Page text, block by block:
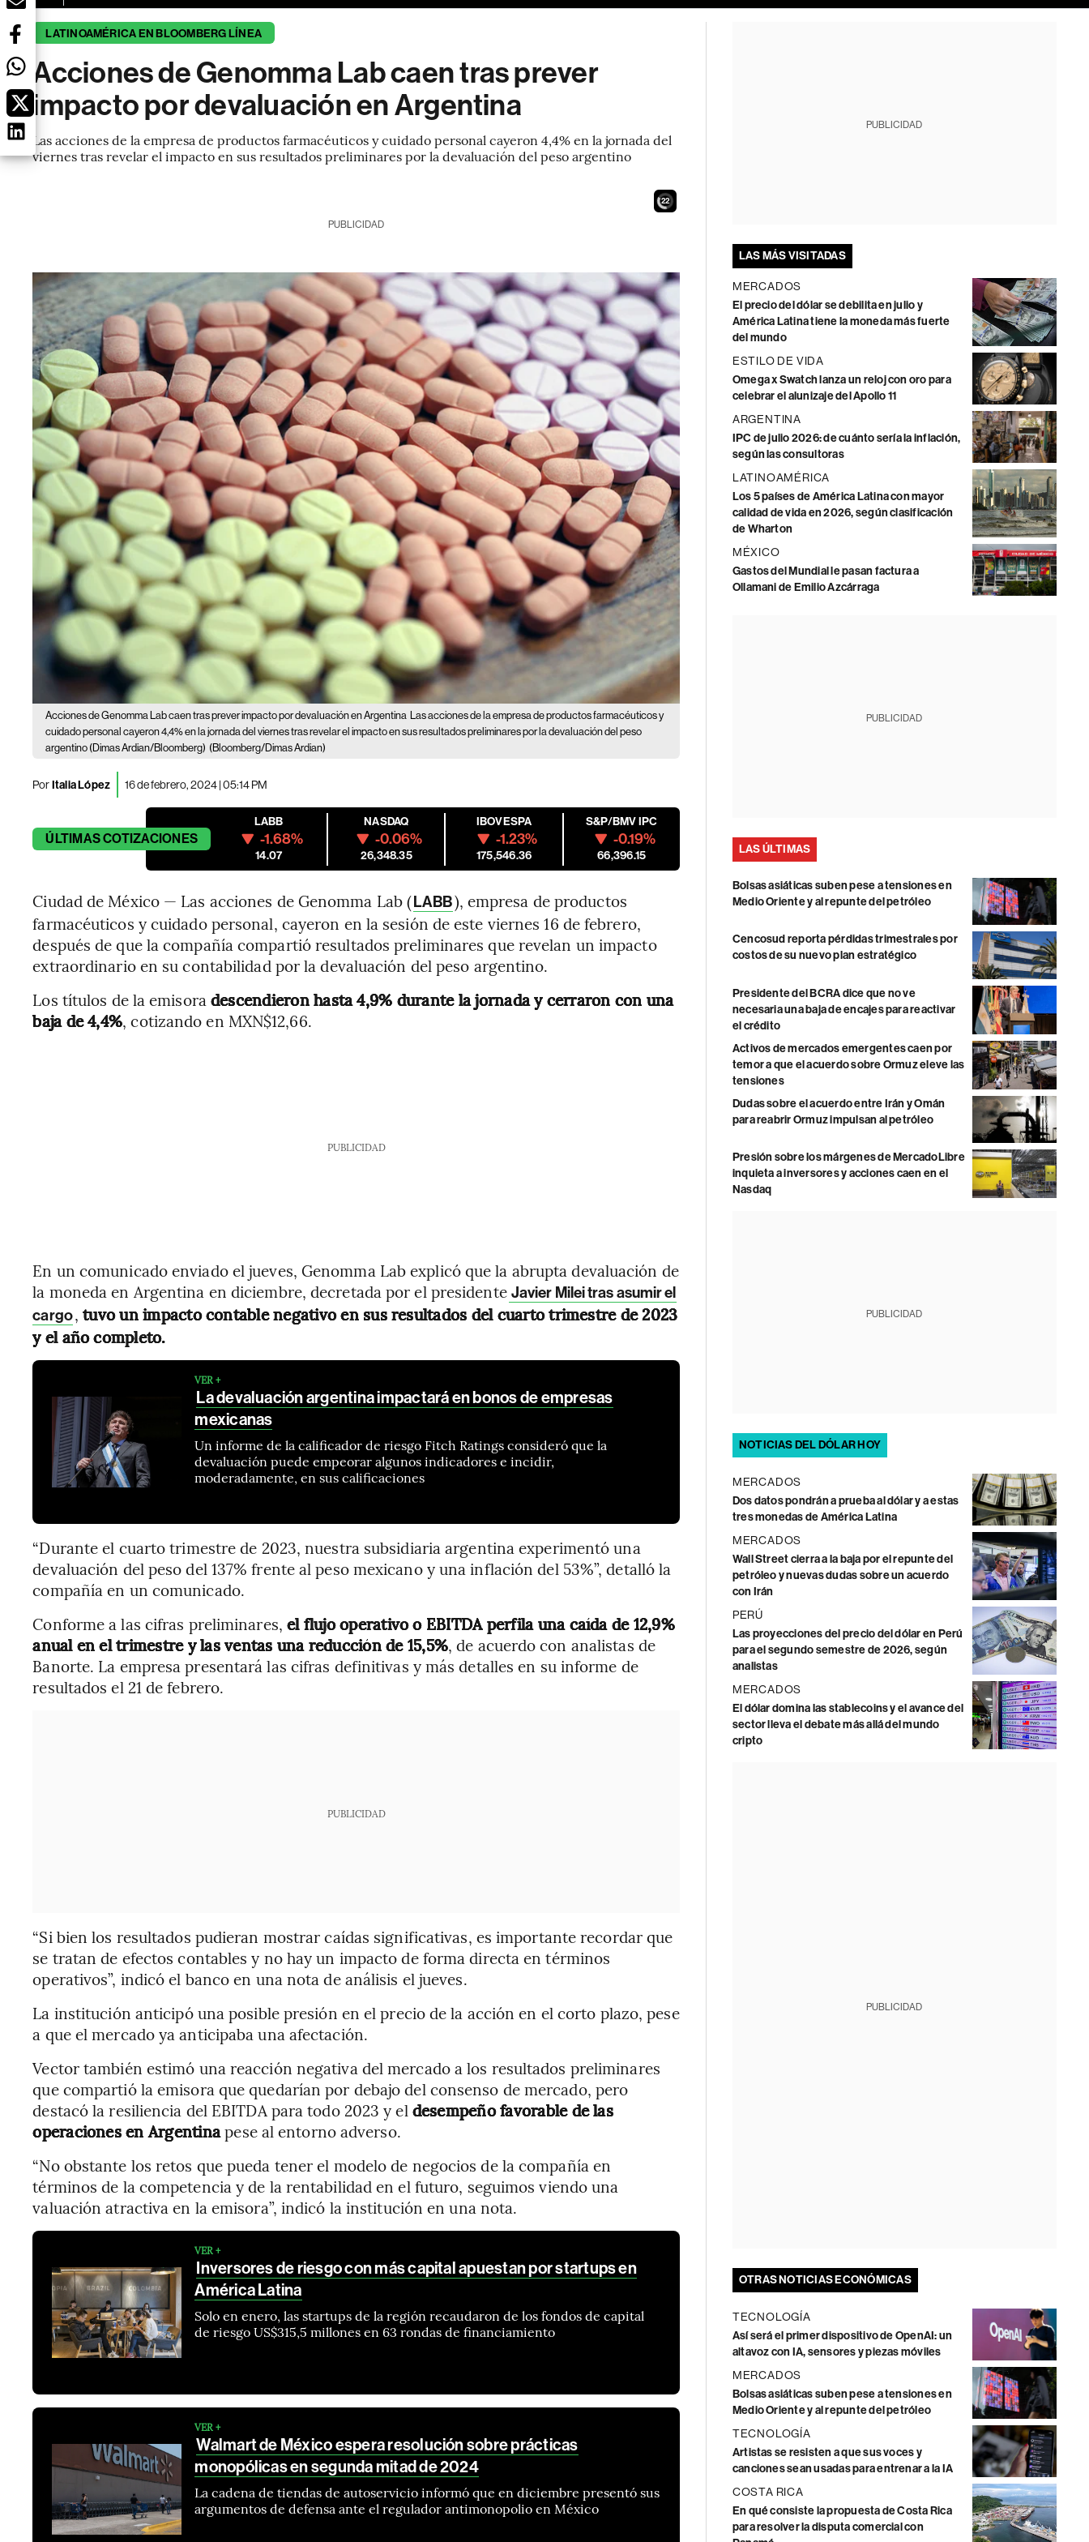
LATINOAMÉRICA EN BLOOMBERG LÍNEA
Acciones de Genomma Lab caen tras prever
impacto por devaluación en Argentina
Las acciones de la empresa de productos farmacéuticos y cuidado personal cayeron 4,4% en la jornada del
viernes tras revelar el impacto en sus resultados preliminares por la devaluación del peso argentino
20
PUBLICIDAD
Acciones de Genomma Lab caen tras prever impacto por devaluación en Argentina Las acciones de la empresa de productos farmacéuticos y
cuidado personal cayeron 4,4% en la jornada del viernes tras revelar el impacto en sus resultados preliminares por la devaluación del peso
argentino (Dimas Ardian/Bloomberg) (Bloomberg/Dimas Ardian)
PorItalia López 16 de febrero, 2024 | 05:14 PM
ÚLTIMASCOTIZACIONES
LABB
-1.68%
14.07
NASDAQ
-0.06%
26,348.35
IBOVESPA
-1.23%
175,546.36
S&P/BMV IPC
-0.19%
66,396.15
Ciudad de México — Las acciones de Genomma Lab (LABB), empresa de productos
farmacéuticos y cuidado personal, cayeron en la sesión de este viernes 16 de febrero,
después de que la compañía compartió resultados preliminares que revelan un impacto
extraordinario en su contabilidad por la devaluación del peso argentino.
Los títulos de la emisora descendieron hasta 4,9% durante la jornada y cerraron con una
baja de 4,4%, cotizando en MXN$12,66.
PUBLICIDAD
En un comunicado enviado el jueves, Genomma Lab explicó que la abrupta devaluación de
la moneda en Argentina en diciembre, decretada por el presidente Javier Milei tras asumir el
cargo, tuvo un impacto contable negativo en sus resultados del cuarto trimestre de 2023
y el año completo.
VER +
La devaluación argentina impactará en bonos de empresas
mexicanas
Un informe de la calificador de riesgo Fitch Ratings consideró que la
devaluación puede empeorar algunos indicadores e incidir,
moderadamente, en sus calificaciones
“Durante el cuarto trimestre de 2023, nuestra subsidiaria argentina experimentó una
devaluación del peso del 137% frente al peso mexicano y una inflación del 53%”, detalló la
compañía en un comunicado.
Conforme a las cifras preliminares, el flujo operativo o EBITDA perfila una caída de 12,9%
anual en el trimestre y las ventas una reducción de 15,5%, de acuerdo con analistas de
Banorte. La empresa presentará las cifras definitivas y más detalles en su informe de
resultados el 21 de febrero.
PUBLICIDAD
“Si bien los resultados pudieran mostrar caídas significativas, es importante recordar que
se tratan de efectos contables y no hay un impacto de forma directa en términos
operativos”, indicó el banco en una nota de análisis el jueves.
La institución anticipó una posible presión en el precio de la acción en el corto plazo, pese
a que el mercado ya anticipaba una afectación.
Vector también estimó una reacción negativa del mercado a los resultados preliminares
que compartió la emisora que quedarían por debajo del consenso de mercado, pero
destacó la resiliencia del EBITDA para todo 2023 y el desempeño favorable de las
operaciones en Argentinapese al entorno adverso.
“No obstante los retos que pueda tener el modelo de negocios de la compañía en
términos de la competencia y de la rentabilidad en el futuro, seguimos viendo una
valuación atractiva en la emisora”, indicó la institución en una nota.
VER +
Inversores de riesgo con más capital apuestan por startups en
América Latina
Solo en enero, las startups de la región recaudaron de los fondos de capital
de riesgo US$315,5 millones en 63 rondas de financiamiento
VER +
Walmart de México espera resolución sobre prácticas
monopólicas en segunda mitad de 2024
La cadena de tiendas de autoservicio informó que en diciembre presentó sus
argumentos de defensa ante el regulador antimonopolio en México
PUBLICIDAD
LAS MÁS VISITADAS
MERCADOS
El precio del dólar se debilita en julio y
América Latina tiene la moneda más fuerte
del mundo
ESTILO DE VIDA
Omega x Swatch lanza un reloj con oro para
celebrar el alunizaje del Apollo 11
ARGENTINA
IPC de julio 2026: de cuánto sería la inflación,
según las consultoras
LATINOAMÉRICA
Los 5 países de América Latina con mayor
calidad de vida en 2026, según clasificación
de Wharton
MÉXICO
Gastos del Mundial le pasan factura a
Ollamani de Emilio Azcárraga
PUBLICIDAD
LAS ÚLTIMAS
Bolsas asiáticas suben pese a tensiones en
Medio Oriente y al repunte del petróleo
Cencosud reporta pérdidas trimestrales por
costos de su nuevo plan estratégico
Presidente del BCRA dice que no ve
necesaria una baja de encajes para reactivar
el crédito
Activos de mercados emergentes caen por
temor a que el acuerdo sobre Ormuz eleve las
tensiones
Dudas sobre el acuerdo entre Irán y Omán
para reabrir Ormuz impulsan al petróleo
Presión sobre los márgenes de MercadoLibre
inquieta a inversores y acciones caen en el
Nasdaq
PUBLICIDAD
NOTICIAS DEL DÓLAR HOY
MERCADOS
Dos datos pondrán a prueba al dólar y a estas
tres monedas de América Latina
MERCADOS
Wall Street cierra a la baja por el repunte del
petróleo y nuevas dudas sobre un acuerdo
con Irán
PERÚ
Las proyecciones del precio del dólar en Perú
para el segundo semestre de 2026, según
analistas
MERCADOS
El dólar domina las stablecoins y el avance del
sector lleva el debate más allá del mundo
cripto
PUBLICIDAD
OTRAS NOTICIAS ECONÓMICAS
TECNOLOGÍA
Así será el primer dispositivo de OpenAI: un
altavoz con IA, sensores y piezas móviles
MERCADOS
Bolsas asiáticas suben pese a tensiones en
Medio Oriente y al repunte del petróleo
TECNOLOGÍA
Artistas se resisten a que sus voces y
canciones sean usadas para entrenar a la IA
COSTA RICA
En qué consiste la propuesta de Costa Rica
para resolver la disputa comercial con